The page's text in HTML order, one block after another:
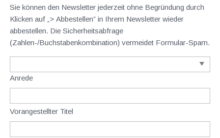
Sie können den Newsletter jederzeit ohne Begründung durch
Klicken auf „> Abbestellen” in Ihrem Newsletter wieder
abbestellen. Die Sicherheitsabfrage
(Zahlen-/Buchstabenkombination) vermeidet Formular-Spam.
Anrede
Vorangestellter Titel